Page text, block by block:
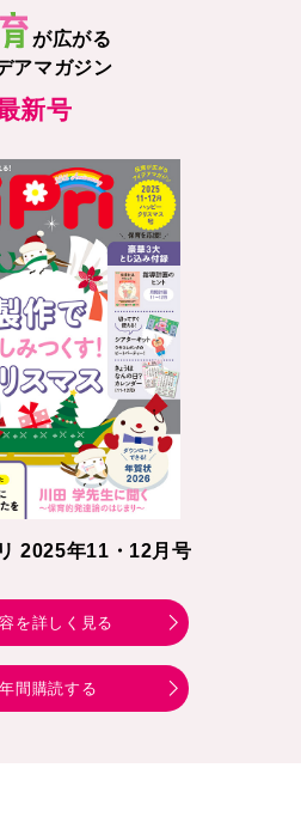
が広がる
アマガジン
新号
2025年11・12月号
を詳しく見る
年間購読する